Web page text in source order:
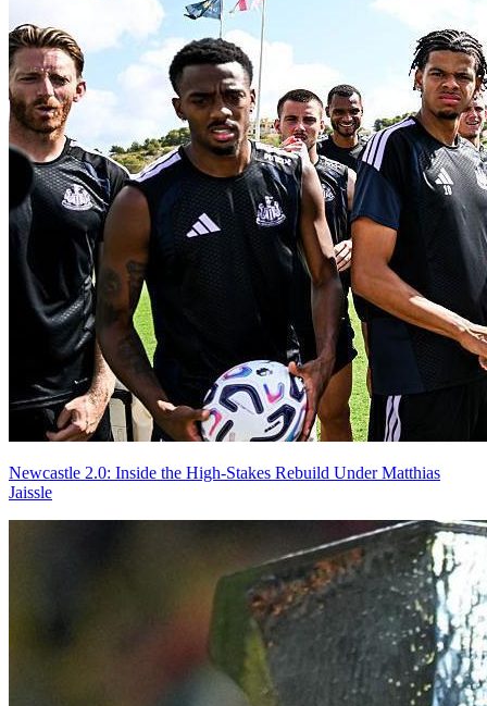
Newcastle 2.0: Inside the High-Stakes Rebuild Under Matthias
Jaissle